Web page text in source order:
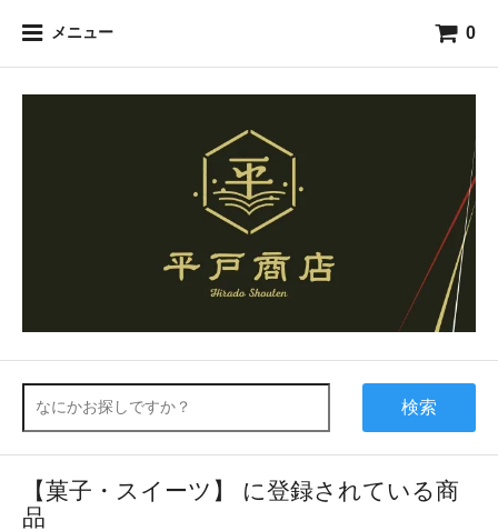
メニュー 0
検索
【菓子・スイーツ】 に登録されている商
品